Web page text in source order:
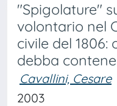
"Spigolature"
volontario nel
civile del 1806:
debba
Cavallini, Cesare
2003